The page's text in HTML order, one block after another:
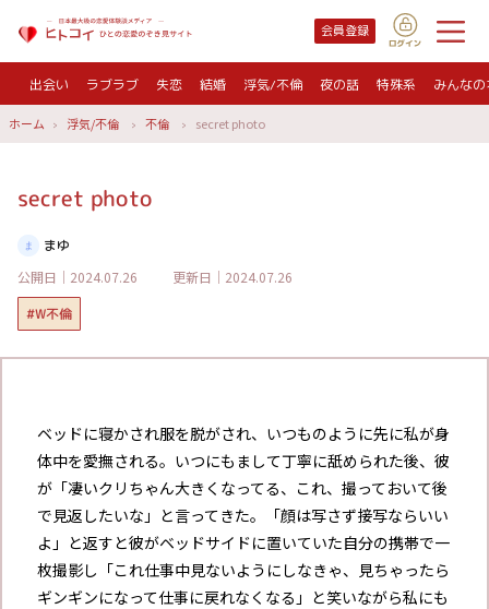
会員登録
出会い ラブラブ 失恋 結婚 浮気/不倫 夜の話 特殊系 みんな
ホーム 浮気/不倫 不倫 secret photo
secret photo
まゆ
公開日｜2024.07.26
更新日｜2024.07.26
#W不倫
ベッドに寝かされ服を脱がされ、いつものように先に私が身
体中を愛撫される。いつにもまして丁寧に舐められた後、彼
が「凄いクリちゃん大きくなってる、これ、撮っておいて後
で見返したいな」と言ってきた。「顔は写さず接写ならいい
よ」と返すと彼がベッドサイドに置いていた自分の携帯で一
枚撮影し「これ仕事中見ないようにしなきゃ、見ちゃったら
ギンギンになって仕事に戻れなくなる」と笑いながら私にも